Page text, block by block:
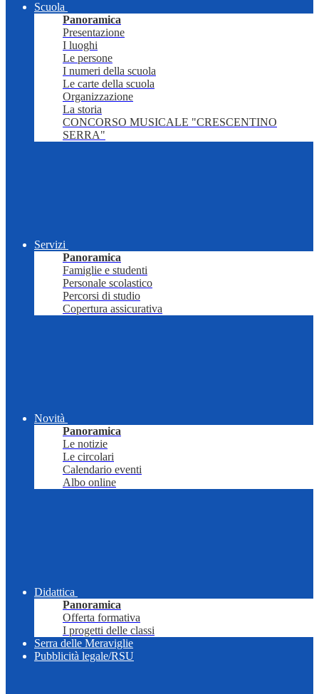
Scuola
Panoramica
Presentazione
I luoghi
Le persone
I numeri della scuola
Le carte della scuola
Organizzazione
La storia
CONCORSO MUSICALE "CRESCENTINO
SERRA"
Servizi
Panoramica
Famiglie e studenti
Personale scolastico
Percorsi di studio
Copertura assicurativa
Novità
Panoramica
Le notizie
Le circolari
Calendario eventi
Albo online
Didattica
Panoramica
Offerta formativa
I progetti delle classi
Serra delle Meraviglie
Pubblicità legale/RSU